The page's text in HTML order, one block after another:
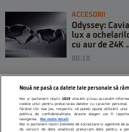
ACCESORII
Odyssey:
lux a
cu aur de 24K
00:10
Nouă ne pasă ca datele tale personale să
Noi și partenerii noștri1019 stocăm și/sau accesăm
cookie unici pentru prelucrarea datelor cu caracter
făcând clic mai jos, respectiv vă puteți opune utilizării
politica de confidențialitate. Aceste alegeri vor fi
navigarea.
Mai multe detalii
Noi si partenerii nostri (retelele de socializare si agentiile de
de servicii de date analitice) prelucram date pentru a